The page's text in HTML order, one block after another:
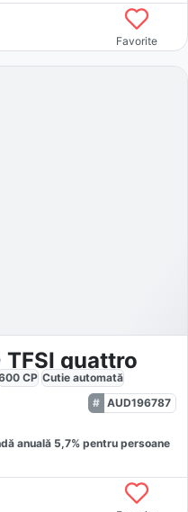
Favorite
quattro
CP Cutie automată
AUD196787
anuală 5,7% pentru persoane